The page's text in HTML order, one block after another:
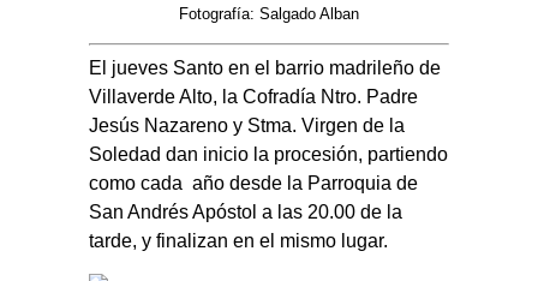
Fotografía: Salgado Alban
El jueves Santo en el barrio madrileño de
Villaverde Alto, la Cofradía Ntro. Padre
Jesús Nazareno y Stma. Virgen de la
Soledad dan inicio la procesión, partiendo
como cada año desde la Parroquia de
San Andrés Apóstol a las 20.00 de la
tarde, y finalizan en el mismo lugar.